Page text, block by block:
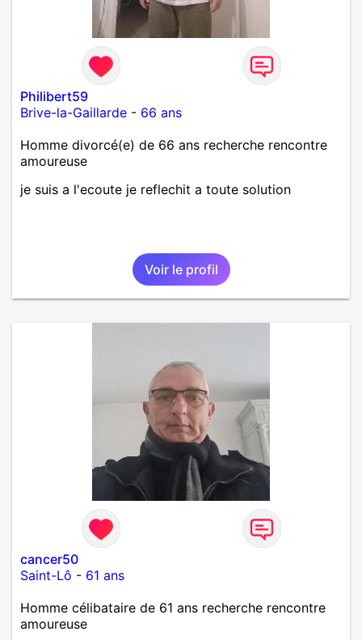
Philibert59
Brive-la-Gaillarde - 66 ans
Homme divorcé(e) de 66 ans recherche rencontre
amoureuse
je suis a l'ecoute je reflechit a toute solution
Voir le profil
cancer50
Saint-Lô - 61 ans
Homme célibataire de 61 ans recherche rencontre
amoureuse